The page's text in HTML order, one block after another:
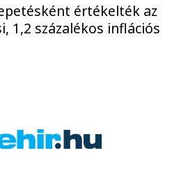
értékelték az
1,2 százalékos inflációs